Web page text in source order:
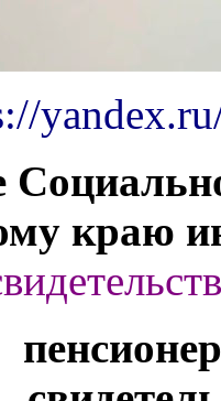
краю